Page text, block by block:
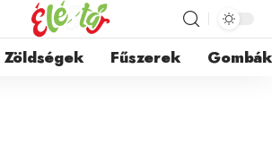
Zöldségek Fűszerek Gombák